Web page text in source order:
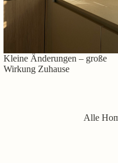
Kleine Änderungen – große
Wirkung Zuhause
Alle